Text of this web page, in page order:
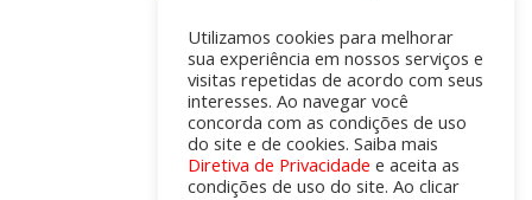
Utilizamos cookies para melhorar
sua experiência em nossos serviços e
visitas repetidas de acordo com seus
interesses. Ao navegar você
concorda com as condições de uso
do site e de cookies. Saiba mais
Diretiva de Privacidade e aceita as
condições de uso do site. Ao clicar